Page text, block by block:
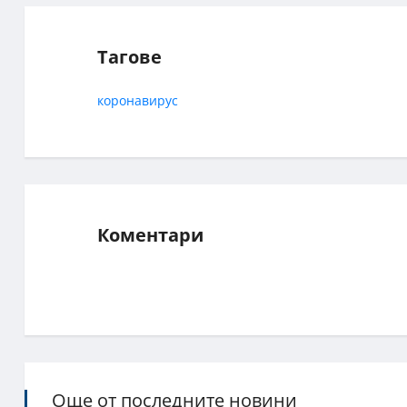
Тагове
коронавирус
Коментари
Още от последните новини